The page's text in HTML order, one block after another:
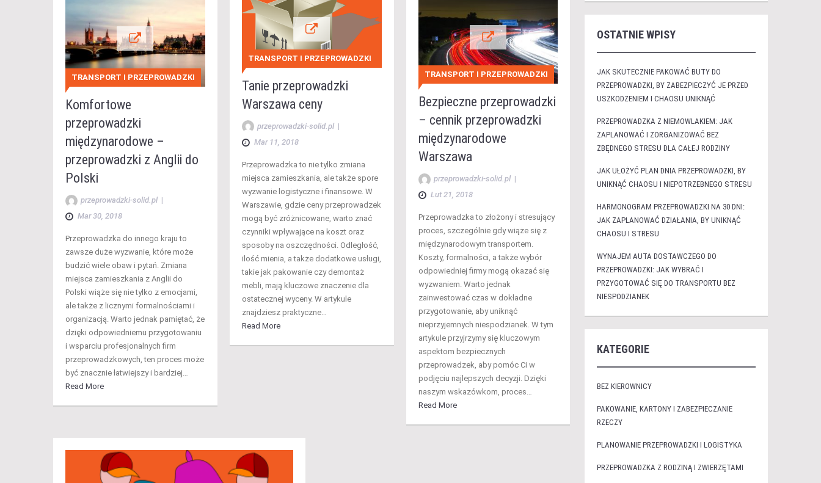
TRANSPORT I PRZEPROWADZKI
Komfortowe
przeprowadzki
międzynarodowe –
przeprowadzki z Anglii do
Polski
przeprowadzki-solid.pl |
Mar 30, 2018
Przeprowadzka do innego kraju to
zawsze duże wyzwanie, które może
budzić wiele obaw i pytań. Zmiana
miejsca zamieszkania z Anglii do
Polski wiąże się nie tylko z emocjami,
ale także z licznymi formalnościami i
organizacją. Warto jednak pamiętać, że
dzięki odpowiedniemu przygotowaniu
i wsparciu profesjonalnych firm
przeprowadzkowych, ten proces może
być znacznie łatwiejszy i bardziej…
Read More
TRANSPORT I PRZEPROWADZKI
Tanie przeprowadzki
Warszawa ceny
przeprowadzki-solid.pl|
Mar 11, 2018
Przeprowadzka to nie tylko zmiana
miejsca zamieszkania, ale także spore
wyzwanie logistyczne i finansowe. W
Warszawie, gdzie ceny przeprowadzek
mogą być zróżnicowane, warto znać
czynniki wpływające na koszt oraz
sposoby na oszczędności. Odległość,
ilość mienia, a także dodatkowe usługi,
takie jak pakowanie czy demontaż
mebli, mają kluczowe znaczenie dla
ostatecznej wyceny. W artykule
znajdziesz praktyczne…
Read More
TRANSPORT I PRZEPROWADZKI
Bezpieczne przeprowadzki
– cennik przeprowadzki
międzynarodowe
Warszawa
przeprowadzki-solid.pl|
Lut 21, 2018
Przeprowadzka to złożony i stresujący
proces, szczególnie gdy wiąże się z
międzynarodowym transportem.
Koszty, formalności, a także wybór
odpowiedniej firmy mogą okazać się
wyzwaniem. Warto jednak
zainwestować czas w dokładne
przygotowanie, aby uniknąć
nieprzyjemnych niespodzianek. W tym
artykule przyjrzymy się kluczowym
aspektom bezpiecznych
przeprowadzek, aby pomóc Ci w
podjęciu najlepszych decyzji. Dzięki
naszym wskazówkom, proces…
Read More
OSTATNIE WPISY
JAK SKUTECZNIE PAKOWAĆ BUTY DO
PRZEPROWADZKI, BY ZABEZPIECZYĆ JE PRZED
USZKODZENIEM I CHAOSU UNIKNĄĆ
PRZEPROWADZKA Z NIEMOWLAKIEM: JAK
ZAPLANOWAĆ I ZORGANIZOWAĆ BEZ
ZBĘDNEGO STRESU DLA CAŁEJ RODZINY
JAK UŁOŻYĆ PLAN DNIA PRZEPROWADZKI, BY
UNIKNĄĆ CHAOSU I NIEPOTRZEBNEGO STRESU
HARMONOGRAM PRZEPROWADZKI NA 30 DNI:
JAK ZAPLANOWAĆ DZIAŁANIA, BY UNIKNĄĆ
CHAOSU I STRESU
WYNAJEM AUTA DOSTAWCZEGO DO
PRZEPROWADZKI: JAK WYBRAĆ I
PRZYGOTOWAĆ SIĘ DO TRANSPORTU BEZ
NIESPODZIANEK
KATEGORIE
BEZ KIEROWNICY
PAKOWANIE, KARTONY I ZABEZPIECZANIE
RZECZY
PLANOWANIE PRZEPROWADZKI I LOGISTYKA
PRZEPROWADZKA Z RODZINĄ I ZWIERZĘTAMI